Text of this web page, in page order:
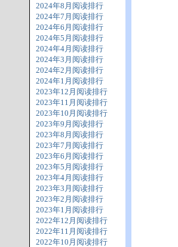
2024年8月阅读排行
2024年7月阅读排行
2024年6月阅读排行
2024年5月阅读排行
2024年4月阅读排行
2024年3月阅读排行
2024年2月阅读排行
2024年1月阅读排行
2023年12月阅读排行
2023年11月阅读排行
2023年10月阅读排行
2023年9月阅读排行
2023年8月阅读排行
2023年7月阅读排行
2023年6月阅读排行
2023年5月阅读排行
2023年4月阅读排行
2023年3月阅读排行
2023年2月阅读排行
2023年1月阅读排行
2022年12月阅读排行
2022年11月阅读排行
2022年10月阅读排行